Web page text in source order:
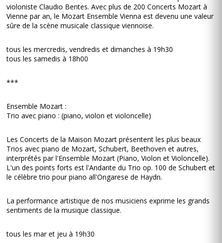
violoniste Claudio Bentes. Avec plus de 200 Concerts Mozart à
Vienne par an, le Mozart Ensemble Vienna est devenu une valeur
sûre de la scène musicale classique viennoise.
tous les mercredis, vendredis et dimanches à 19h30
tous les samedis à 18h00
***
Ensemble Mozart :
Trio avec piano : (piano, violon et violoncelle)
Les Concerts de la Maison Mozart présentent les plus beaux
Trios avec piano de Mozart, Schubert, Beethoven et autres,
interprétés par l'Ensemble Mozart (Piano, Violon et Violoncelle).
L'un des points forts est l'Andante du Trio op. 100 de Schubert et
le célèbre trio pour piano all'Ongarese de Haydn.
La performance artistique de nos musiciens exprime les grands
sentiments de la musique classique.
tous les mar et jeu à 19h30